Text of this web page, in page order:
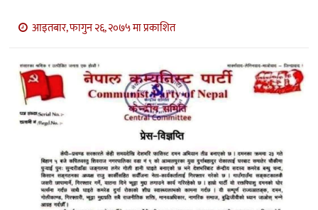
अर्थ
र
भिडियो
सिफारिस
आइतबार, फागुन २६, २०७५ मा प्रकाशित